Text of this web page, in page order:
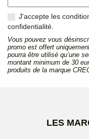
J'accepte les
confidentialité.
Vous pouvez vous
promo est offert
pourra être utilisé qu’une
montant minimum de 30
produits de la marque
LES